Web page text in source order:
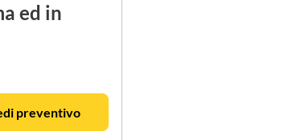
ed in
preventivo